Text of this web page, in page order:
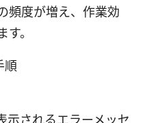
頻度が増え、作業効
。
順
示されるエラーメッセ